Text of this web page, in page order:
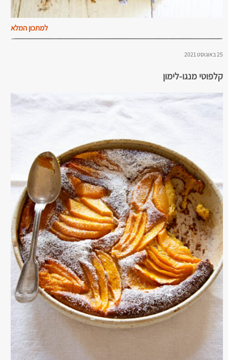
למתכון המלא
25 באוגוסט 2021
קלפוטי מנגו-לימון